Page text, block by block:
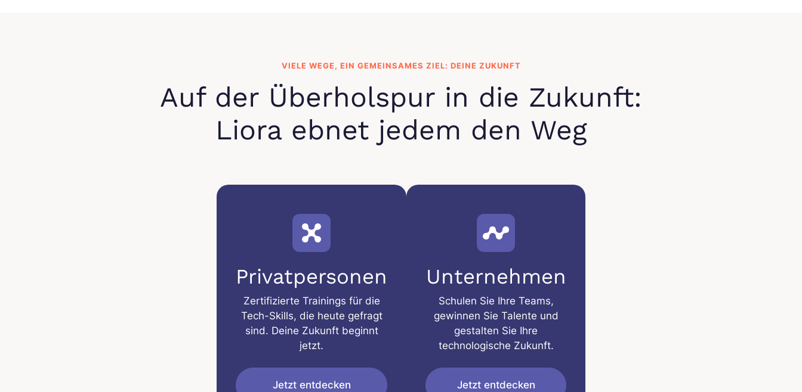
VIELE WEGE, EIN GEMEINSAMES ZIEL: DEINE ZUKUNFT
Auf der Überholspur in die Zukunft:
Liora ebnet jedem den Weg
Privatpersonen
Zertifizierte Trainings für die
Tech-Skills, die heute gefragt
sind. Deine Zukunft beginnt
jetzt.
Jetzt entdecken
Unternehmen
Schulen Sie Ihre Teams,
gewinnen Sie Talente und
gestalten Sie Ihre
technologische Zukunft.
Jetzt entdecken